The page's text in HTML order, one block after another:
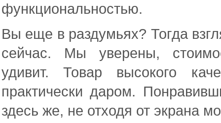
функциональностью.
Вы еще в раздумьях? Тогда
сейчас. Мы уверены,
удивит. Товар высокого
практически даром.
здесь же, не отходя от экрана